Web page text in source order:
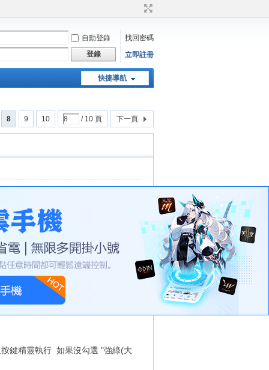
自動登錄
找回密碼
登錄 立即註冊
快捷導航
8 9 10 / 10 頁 下一頁
鍵精靈執行 如果沒勾選 "強綠(大